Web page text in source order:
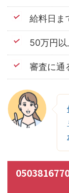
給料日ま
50万円
審査に通